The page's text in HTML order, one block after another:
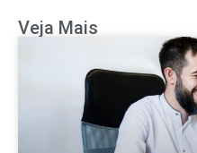
Veja Mais